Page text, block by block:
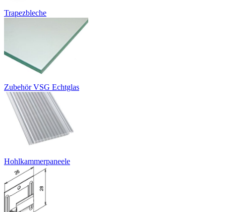
Trapezbleche
Zubehör VSG Echtglas
Hohlkammerpaneele